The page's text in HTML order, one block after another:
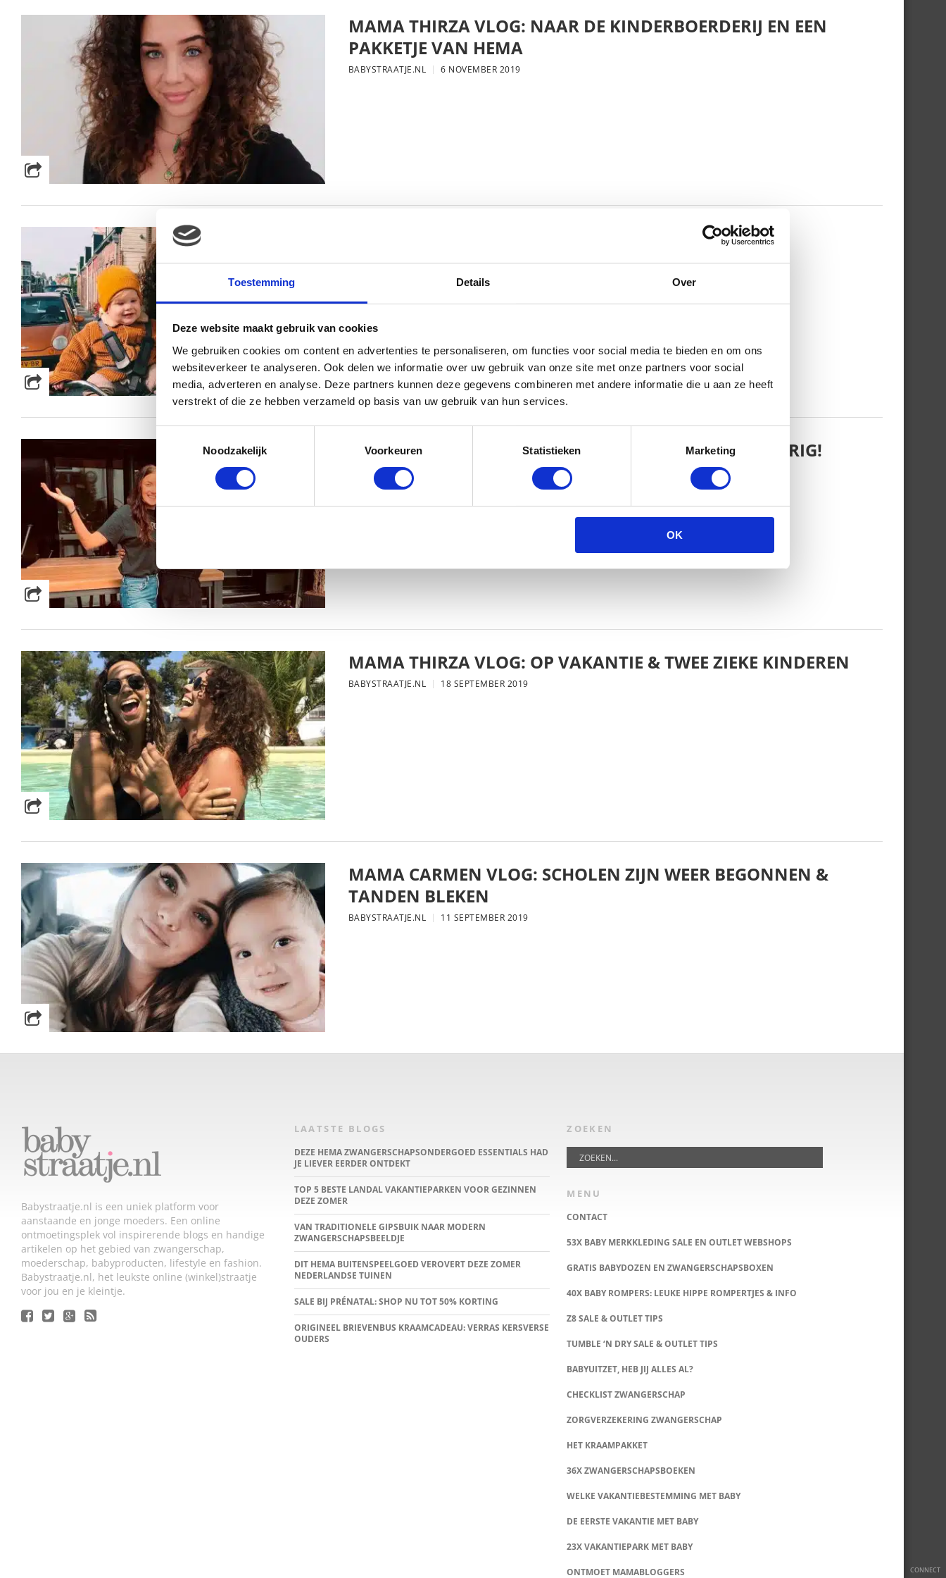
Toestemming Details Over
Deze website maakt gebruik van cookies
We gebruiken cookies om content en advertenties te personaliseren, om functies voor social media te bieden en om ons
websiteverkeer te analyseren. Ook delen we informatie over uw gebruik van onze site met onze partners voor social
media, adverteren en analyse. Deze partners kunnen deze gegevens combineren met andere informatie die u aan ze heeft
verstrekt of die ze hebben verzameld op basis van uw gebruik van hun services.
Noodzakelijk
Voorkeuren Statistieken Marketing
OK
CONNECT
MAMA THIRZA VLOG: NAAR DE KINDERBOERDERIJ EN EEN
PAKKETJE VAN HEMA
BABYSTRAATJE.NL 6 NOVEMBER 2019
MAMA THIRZA VLOG: DE LAATSTE WERKDAG EN MIJN
VERJAARDAG VIEREN
16 OKTOBER 2019
MAMA THIRZA VLOG: HET IS FEEST, WANT REBEL IS JARIG!
BABYSTRAATJE.NL
MAMA THIRZA VLOG: OP VAKANTIE & TWEE ZIEKE KINDEREN
BABYSTRAATJE.NL 18 SEPTEMBER 2019
MAMA CARMEN VLOG: SCHOLEN ZIJN WEER BEGONNEN &
TANDEN BLEKEN
BABYSTRAATJE.NL 11 SEPTEMBER 2019
Babystraatje.nl is een uniek platform voor
aanstaande en jonge moeders. Een online
ontmoetingsplek vol inspirerende blogs en handige
artikelen op het gebied van zwangerschap,
moederschap, babyproducten, lifestyle en fashion.
Babystraatje.nl, het leukste online (winkel)straatje
voor jou en je kleintje.
LAATSTE BLOGS
DEZE HEMA ZWANGERSCHAPSONDERGOED ESSENTIALS HAD
JE LIEVER EERDER ONTDEKT
TOP 5 BESTE LANDAL VAKANTIEPARKEN VOOR GEZINNEN
DEZE ZOMER
VAN TRADITIONELE GIPSBUIK NAAR MODERN
ZWANGERSCHAPSBEELDJE
DIT HEMA BUITENSPEELGOED VEROVERT DEZE ZOMER
NEDERLANDSE TUINEN
SALE BIJ PRÉNATAL: SHOP NU TOT 50% KORTING
ORIGINEEL BRIEVENBUS KRAAMCADEAU: VERRAS KERSVERSE
OUDERS
ZOEKEN
MENU
CONTACT
53X BABY MERKKLEDING SALE EN OUTLET WEBSHOPS
GRATIS BABYDOZEN EN ZWANGERSCHAPSBOXEN
40X BABY ROMPERS: LEUKE HIPPE ROMPERTJES & INFO
Z8 SALE & OUTLET TIPS
TUMBLE ‘N DRY SALE & OUTLET TIPS
BABYUITZET, HEB JIJ ALLES AL?
CHECKLIST ZWANGERSCHAP
ZORGVERZEKERING ZWANGERSCHAP
HET KRAAMPAKKET
36X ZWANGERSCHAPSBOEKEN
WELKE VAKANTIEBESTEMMING MET BABY
DE EERSTE VAKANTIE MET BABY
23X VAKANTIEPARK MET BABY
ONTMOET MAMABLOGGERS